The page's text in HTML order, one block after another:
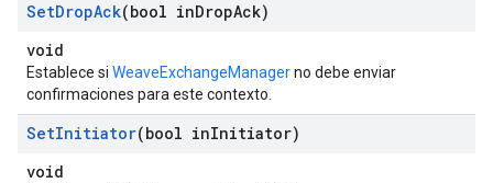
SetDropAck(bool inDropAck)
void
Establece si WeaveExchangeManagerno debe enviar
confirmaciones para este contexto.
SetInitiator(bool inInitiator)
void